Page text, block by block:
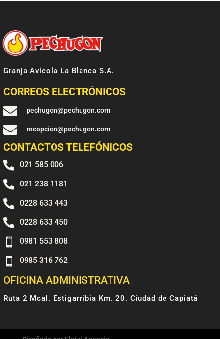
Granja Avícola La Blanca S.A.
CORREOS ELECTRÓNICOS
 pechugon@pechugon.com
 recepcion@pechugon.com
CONTACTOS TELEFÓNICOS
 021 585 006
 021 238 1181
 0228 633 443
 0228 633 450
 0981 553 808
 0985 316 762
OFICINA ADMINISTRATIVA
Ruta 2 Mcal. Estigarribia Km. 20. Ciudad de Capiatá